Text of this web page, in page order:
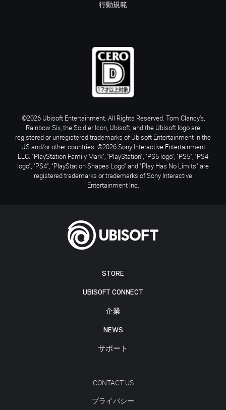
STORE
UBISOFT CONNECT
企業
NEWS
サポート
CONTACT US
プライバシー
行動規範
©2026 Ubisoft Entertainment. All Rights Reserved. Tom Clancy’s,
Rainbow Six, the Soldier Icon, Ubisoft, and the Ubisoft logo are
registered or unregistered trademarks of Ubisoft Entertainment in the
US and/or other countries. ©2026 Sony Interactive Entertainment
LLC. "PlayStation Family Mark", "PlayStation", "PS5 logo", "PS5", "PS4
logo", "PS4", "PlayStation Shapes Logo" and "Play Has No Limits" are
registered trademarks or trademarks of Sony Interactive
Entertainment Inc.